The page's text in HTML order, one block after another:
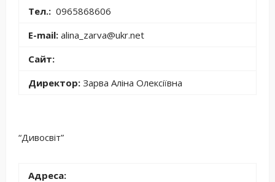
Тел.: 0965868606
E-mail: alina_zarva@ukr.net
Сайт:
Директор: Зарва Аліна Олексіївна
“Дивосвіт”
Адреса: